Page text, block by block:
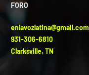
FORO
enlavozlatina@gmail.com
931-306-6810
Clarksville, TN